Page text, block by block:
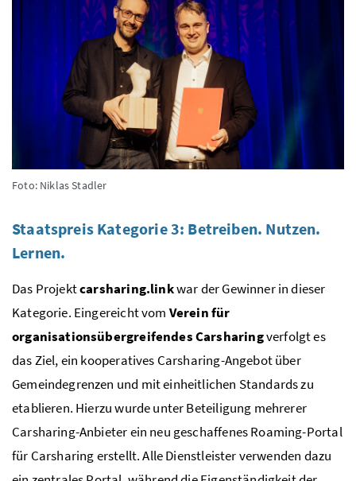
Foto: Niklas Stadler
Staatspreis Kategorie 3: Betreiben. Nutzen.
Lernen.
Das Projektcarsharing.linkwar der Gewinner in dieser
Kategorie. Eingereicht vom Verein für
organisationsübergreifendes Carsharingverfolgt es
das Ziel, ein kooperatives Carsharing-Angebot über
Gemeindegrenzen und mit einheitlichen Standards zu
etablieren. Hierzu wurde unter Beteiligung mehrerer
Carsharing-Anbieter ein neu geschaffenes Roaming-Portal
für Carsharing erstellt. Alle Dienstleister verwenden dazu